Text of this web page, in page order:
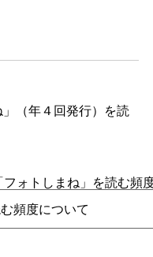
（年４回発行）を読
フォトしまね」を読む頻
頻度について